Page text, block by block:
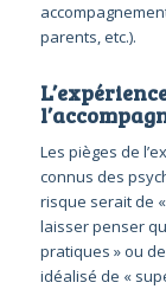
parents, etc.).
Les pièges de
connus des
risque serait de
laisser penser
pratiques » ou
idéalisé de «